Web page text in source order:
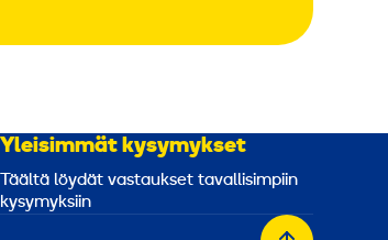
Yleisimmät kysymykset
Täältä löydät vastaukset tavallisimpiin
kysymyksiin